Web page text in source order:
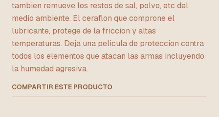
tambien remueve los restos de sal, polvo, etc del
medio ambiente. El ceraflon que comprone el
lubricante, protege de la friccion y altas
temperaturas. Deja una pelicula de proteccion contra
todos los elementos que atacan las armas incluyendo
la humedad agresiva.
COMPARTIR ESTE PRODUCTO